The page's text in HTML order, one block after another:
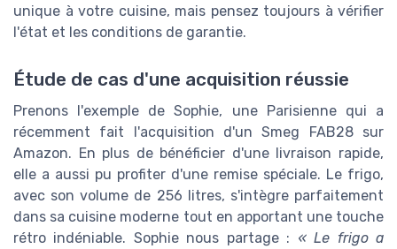
unique à votre cuisine, mais pensez toujours à vérifier
l'état et les conditions de garantie.
Étude de cas d'une acquisition réussie
Prenons l'exemple de Sophie, une Parisienne qui a
récemment fait l'acquisition d'un Smeg FAB28 sur
Amazon. En plus de bénéficier d'une livraison rapide,
elle a aussi pu profiter d'une remise spéciale. Le frigo,
avec son volume de 256 litres, s'intègre parfaitement
dans sa cuisine moderne tout en apportant une touche
rétro indéniable. Sophie nous partage : « Le frigo a